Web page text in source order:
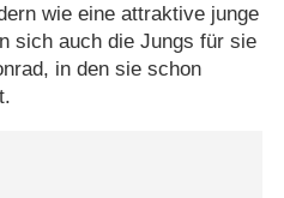
wie eine attraktive junge
sich auch die Jungs für sie
in den sie schon